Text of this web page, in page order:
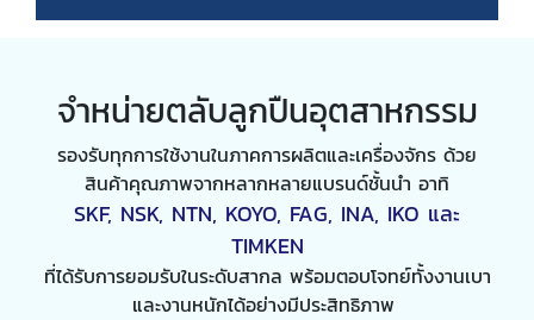
จำหน่ายตลับลูกปืนอุตสาหกรรม
รองรับทุกการใช้งานในภาคการผลิตและเครื่องจักร ด้วย
สินค้าคุณภาพจากหลากหลายแบรนด์ชั้นนำ อาทิ
SKF, NSK, NTN, KOYO, FAG, INA, IKO และ
TIMKEN
ที่ได้รับการยอมรับในระดับสากล พร้อมตอบโจทย์ทั้งงานเบา
และงานหนักได้อย่างมีประสิทธิภาพ